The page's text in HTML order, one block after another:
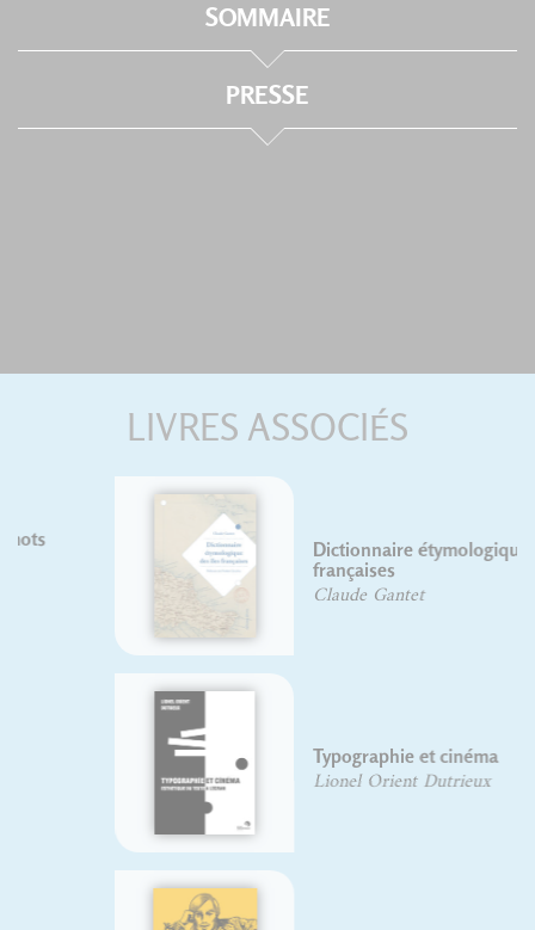
SOMMAIRE
PRESSE
LIVRES ASSOCIÉS
Dictionnaire étymologique des îles
françaises
Claude Gantet
Typographie et cinéma
Lionel Orient Dutrieux